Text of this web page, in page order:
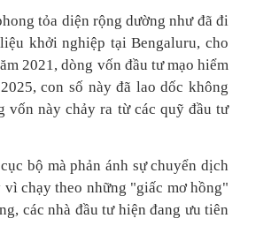
tỏa diện rộng dường như đã đi
khởi nghiệp tại Bengaluru, cho
2021, dòng vốn đầu tư mạo hiểm
con số này đã lao dốc không
vốn này chảy ra từ các quỹ đầu tư
bộ mà phản ánh sự chuyển dịch
chạy theo những "giấc mơ hồng"
các nhà đầu tư hiện đang ưu tiên